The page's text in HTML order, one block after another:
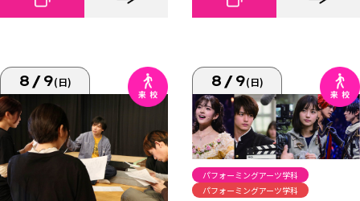
8/9(日) 8/9(日)
パフォーミングアーツ学科
パフォーミングアーツ学科